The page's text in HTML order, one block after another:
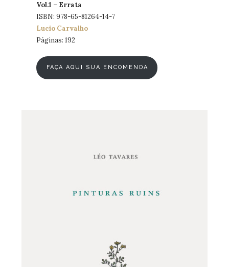
Vol.1 – Errata
ISBN: 978-65-81264-14-7
Lucio Carvalho
Páginas: 192
FAÇA AQUI SUA ENCOMENDA